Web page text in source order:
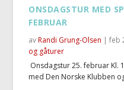
ONSDAGSTUR MED
FEBRUAR
avRandi Grung-Olsen |feb
og gåturer
Onsdagstur 25. februar Kl.
med Den Norske Klubben